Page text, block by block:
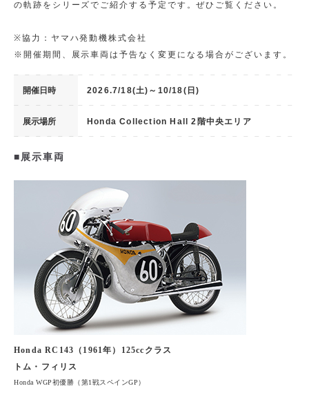
の軌跡をシリーズでご紹介する予定です。ぜひご覧ください。
※協力：ヤマハ発動機株式会社
※開催期間、展示車両は予告なく変更になる場合がございます。
開催日時 2026.7/18(土)～10/18(日)
展示場所 Honda Collection Hall 2階中央エリア
■展示車両
Honda RC143（1961年）125ccクラス
トム・フィリス
Honda WGP初優勝（第1戦スペインGP）